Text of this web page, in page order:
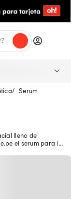
Serum
lleno de
el serum para la